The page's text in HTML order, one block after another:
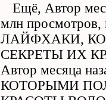
Ещё, Автор
млн просмотров,
ЛАЙФХАКИ,
СЕКРЕТЫ ИХ
Автор месяца
КОТОРЫМИ